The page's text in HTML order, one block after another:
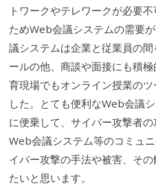
トワークやテレワークが必要
ためWeb会議システムの需要
議システムは企業と従業員の
ールの他、商談や面接にも積
育現場でもオンライン授業の
した。とても便利なWeb会議
に便乗して、サイバー攻撃者の
Web会議システム等のコミュ
イバー攻撃の手法や被害、そ
たいと思います。